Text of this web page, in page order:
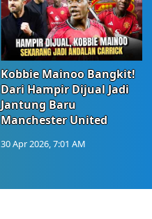
Kobbie Mainoo Bangkit!
Dari Hampir Dijual Jadi
Jantung Baru
Manchester United
30 Apr 2026, 7:01 AM